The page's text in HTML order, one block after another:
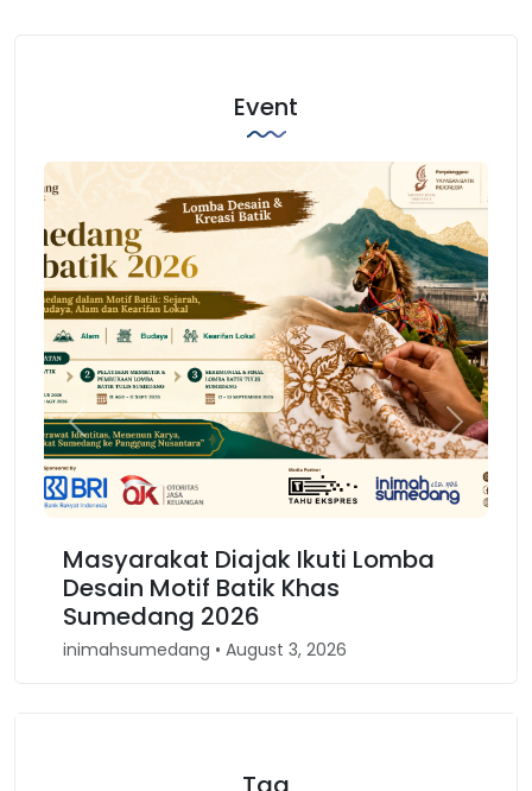
Event
Masyarakat Diajak Ikuti Lomba
Desain Motif Batik Khas
Sumedang 2026
inimahsumedang • August 3, 2026
Previous Next